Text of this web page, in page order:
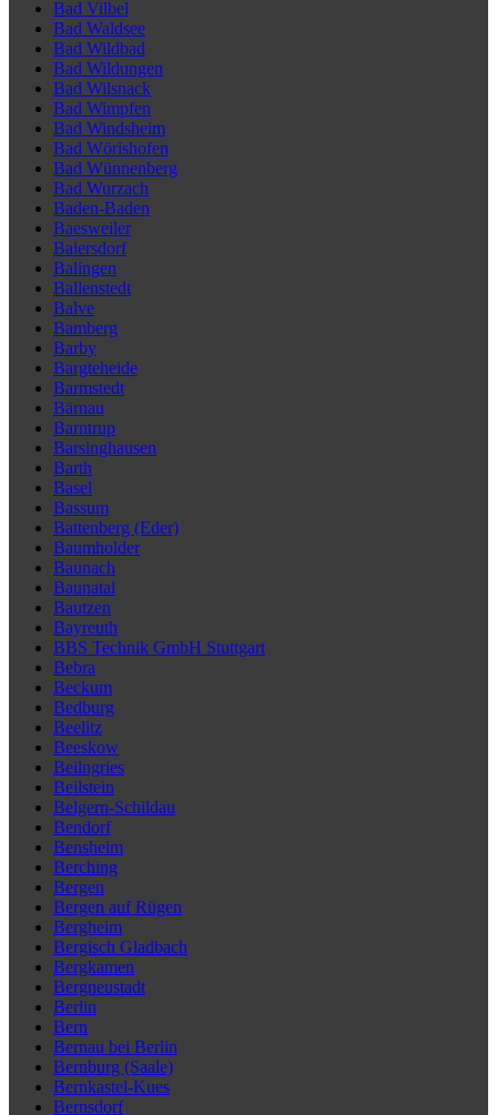
Bad Vilbel
Bad Waldsee
Bad Wildbad
Bad Wildungen
Bad Wilsnack
Bad Wimpfen
Bad Windsheim
Bad Wörishofen
Bad Wünnenberg
Bad Wurzach
Baden-Baden
Baesweiler
Baiersdorf
Balingen
Ballenstedt
Balve
Bamberg
Barby
Bargteheide
Barmstedt
Bärnau
Barntrup
Barsinghausen
Barth
Basel
Bassum
Battenberg (Eder)
Baumholder
Baunach
Baunatal
Bautzen
Bayreuth
BBS Technik GmbH Stuttgart
Bebra
Beckum
Bedburg
Beelitz
Beeskow
Beilngries
Beilstein
Belgern-Schildau
Bendorf
Bensheim
Berching
Bergen
Bergen auf Rügen
Bergheim
Bergisch Gladbach
Bergkamen
Bergneustadt
Berlin
Bern
Bernau bei Berlin
Bernburg (Saale)
Bernkastel-Kues
Bernsdorf